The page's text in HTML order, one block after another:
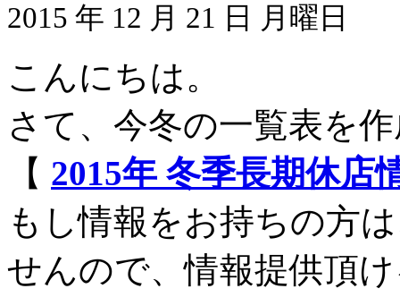
2015 年 12 月 21 日 月曜日
こんにちは。
さて、今冬の一覧表を
【 2015年 冬季長期休店
もし情報をお持ちの方
せんので、情報提供頂